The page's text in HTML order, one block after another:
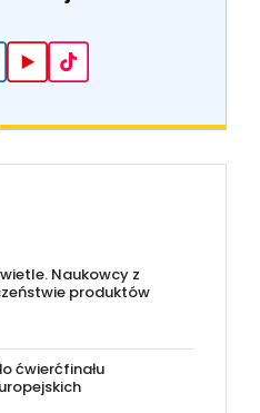
Naukowcy z
produktów
ćwierćfinału